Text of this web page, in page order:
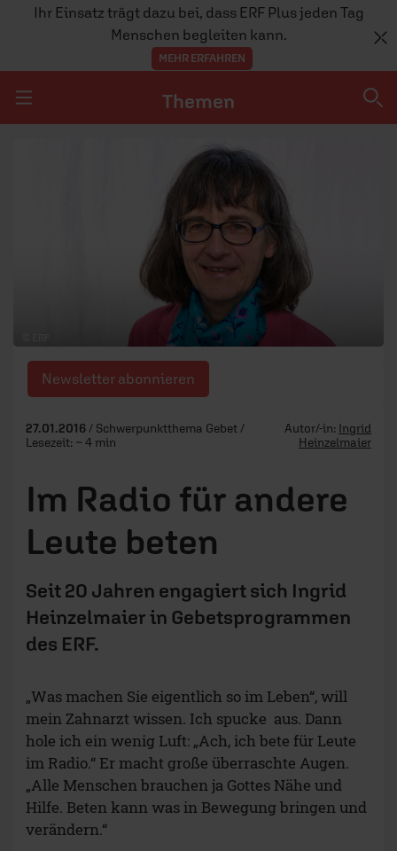
Ihr Einsatz trägt dazu bei, dass ERF Plus jeden Tag
Menschen begleiten kann.
MEHR ERFAHREN
Themen
TEAM
Newsletter abonnieren
27.01.2016 / Schwerpunktthema Gebet /
Lesezeit: ~ 4 min
Autor/-in: Ingrid
Heinzelmaier
Im Radio für andere
Leute beten
Seit 20 Jahren engagiert sich Ingrid
Heinzelmaier in Gebetsprogrammen
des ERF.
„Was machen Sie eigentlich so im Leben“, will
mein Zahnarzt wissen. Ich spucke aus. Dann
hole ich ein wenig Luft: „Ach, ich bete für Leute
im Radio.“ Er macht große überraschte Augen.
„Alle Menschen brauchen ja Gottes Nähe und
Hilfe. Beten kann was in Bewegung bringen und
verändern.“